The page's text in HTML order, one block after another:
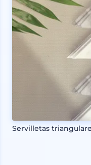
Servilletas